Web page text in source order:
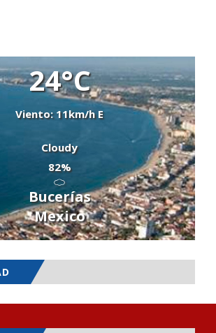
24°C
Viento: 11km/h E
Cloudy
82%
Bucerías
Mexico